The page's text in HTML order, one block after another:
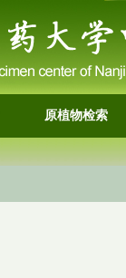
原植物检索